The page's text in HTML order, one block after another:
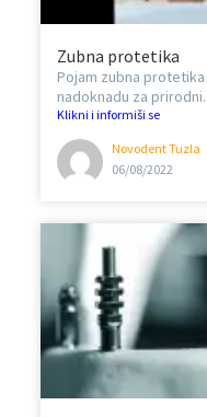
Zubna protetika
Pojam zubna
nadoknadu za
Klikni i informiši se
Novodent Tuzla
06/08/2022